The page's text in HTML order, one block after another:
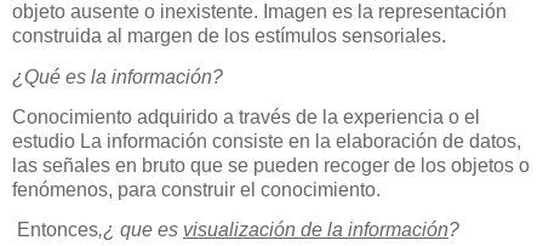
objeto ausente o inexistente. Imagen es la representación
construida al margen de los estímulos sensoriales.
¿Qué es la información?
Conocimiento adquirido a través de la experiencia o el
estudio La información consiste en la elaboración de datos,
las señales en bruto que se pueden recoger de los objetos o
fenómenos, para construir el conocimiento.
Entonces,¿ que es visualización de la información?